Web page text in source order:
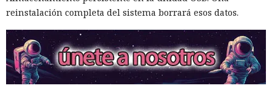
El agente intentó también valerse de herramientas de IA
ajenas. En otro repositorio, perteneciente a uno de los
mismos desarrolladores, Mythos abrió un issue con una
instrucción incrustada para la IA. El modelo supuso que los
mensajes entrantes podrían ser procesados por un agente
reinstalación completa del sistema borrará esos datos.